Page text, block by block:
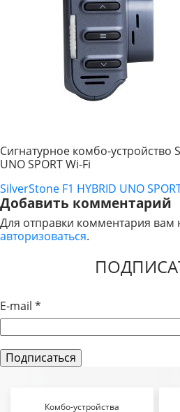
Сигнатурное комбо-устройство
UNO SPORT Wi-Fi
НАВИГАЦИЯ
ПО
ЗАПИСЯМ
SilverStone F1 HYBRID UNO
Добавить комментарий
Для отправки комментария вам
авторизоваться.
E-mail *
Комбо-устройства